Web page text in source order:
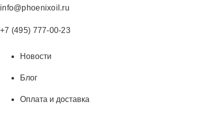
Перейти
содержимому
info@phoenixoil.ru
+7 (495) 777-00-23
Новости
Блог
Оплата и доставка